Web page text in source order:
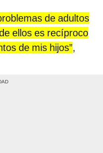
de adultos
ellos es recíproco
de mis hijos”,